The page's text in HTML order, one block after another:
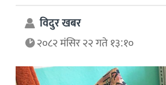
विदुर खबर
२०८२ मंसिर २२ गते १३:१०